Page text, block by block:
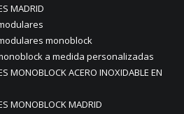
MADRID
monoblock
a medida personalizadas
MONOBLOCK ACERO INOXIDABLE EN
MONOBLOCK MADRID